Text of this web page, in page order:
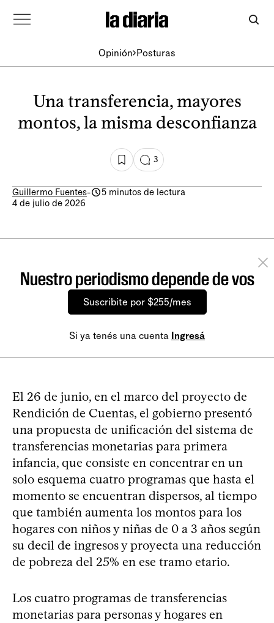
Opinión Posturas
Una transferencia, mayores
montos, la misma desconfianza
3
Guillermo Fuentes-
5 minutos de lectura
4 de julio de 2026
Nuestro periodismo depende de vos
Suscribite por $255/mes
Si ya tenés una cuenta Ingresá
El 26 de junio, en el marco del proyecto de
Rendición de Cuentas, el gobierno presentó
una propuesta de unificación del sistema de
transferencias monetarias para primera
infancia, que consiste en concentrar en un
solo esquema cuatro programas que hasta el
momento se encuentran dispersos, al tiempo
que también aumenta los montos para los
hogares con niños y niñas de 0 a 3 años según
su decil de ingresos y proyecta una reducción
de pobreza del 25% en ese tramo etario.
Los cuatro programas de transferencias
monetarias para personas y hogares en